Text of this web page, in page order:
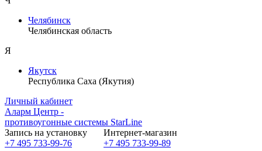
Челябинск
Челябинская область
Я
Якутск
Республика Саха (Якутия)
Личный кабинет
Аларм Центр -
противоугонные системы StarLine
Запись на установку
+7 495 733-99-76
Интернет-магазин
+7 495 733-99-89